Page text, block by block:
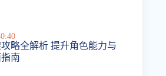
略全解析 提升角色能力与
南